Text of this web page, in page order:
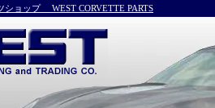
ショップ WEST CORVETTE PARTS